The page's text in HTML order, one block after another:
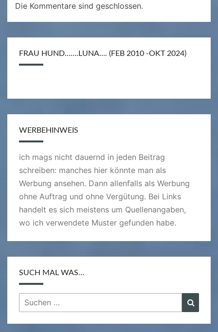
Die Kommentare sind geschlossen.
FRAU HUND…….LUNA…. (FEB 2010 -OKT 2024)
WERBEHINWEIS
ich mags nicht dauernd in jeden Beitrag
schreiben: manches hier könnte man als
Werbung ansehen. Dann allenfalls als Werbung
ohne Auftrag und ohne Vergütung. Bei Links
handelt es sich meistens um Quellenangaben,
wo ich verwendete Muster gefunden habe.
SUCH MAL WAS…
Suchen
nach: